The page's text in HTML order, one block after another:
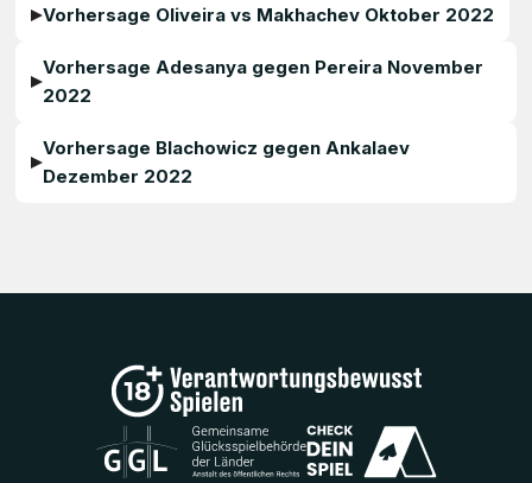
Vorhersage Oliveira vs Makhachev Oktober 2022
Vorhersage Adesanya gegen Pereira November
2022
Vorhersage Blachowicz gegen Ankalaev
Dezember 2022